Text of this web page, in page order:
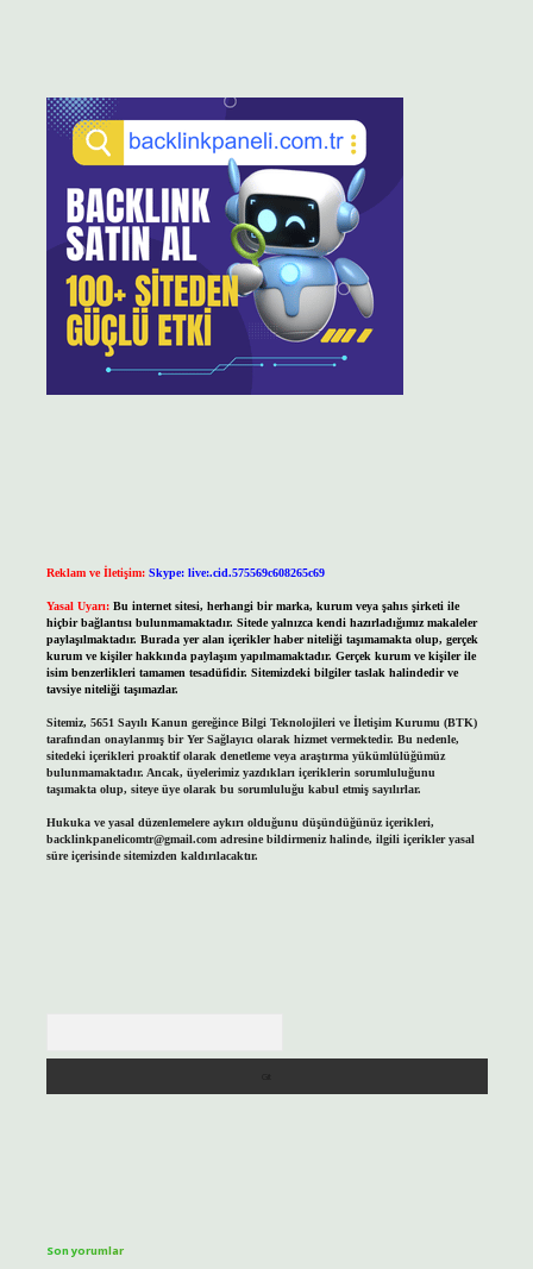
Reklam ve İletişim: Skype: live:.cid.575569c608265c69
Yasal Uyarı: Bu internet sitesi, herhangi bir marka, kurum veya şahıs şirketi ile
hiçbir bağlantısı bulunmamaktadır. Sitede yalnızca kendi hazırladığımız makaleler
paylaşılmaktadır. Burada yer alan içerikler haber niteliği taşımamakta olup, gerçek
kurum ve kişiler hakkında paylaşım yapılmamaktadır. Gerçek kurum ve kişiler ile
isim benzerlikleri tamamen tesadüfidir. Sitemizdeki bilgiler taslak halindedir ve
tavsiye niteliği taşımazlar.
Sitemiz, 5651 Sayılı Kanun gereğince Bilgi Teknolojileri ve İletişim Kurumu (BTK)
tarafından onaylanmış bir Yer Sağlayıcı olarak hizmet vermektedir. Bu nedenle,
sitedeki içerikleri proaktif olarak denetleme veya araştırma yükümlülüğümüz
bulunmamaktadır. Ancak, üyelerimiz yazdıkları içeriklerin sorumluluğunu
taşımakta olup, siteye üye olarak bu sorumluluğu kabul etmiş sayılırlar.
Hukuka ve yasal düzenlemelere aykırı olduğunu düşündüğünüz içerikleri,
backlinkpanelicomtr@gmail.comadresine bildirmeniz halinde, ilgili içerikler yasal
süre içerisinde sitemizden kaldırılacaktır.
Son yorumlar